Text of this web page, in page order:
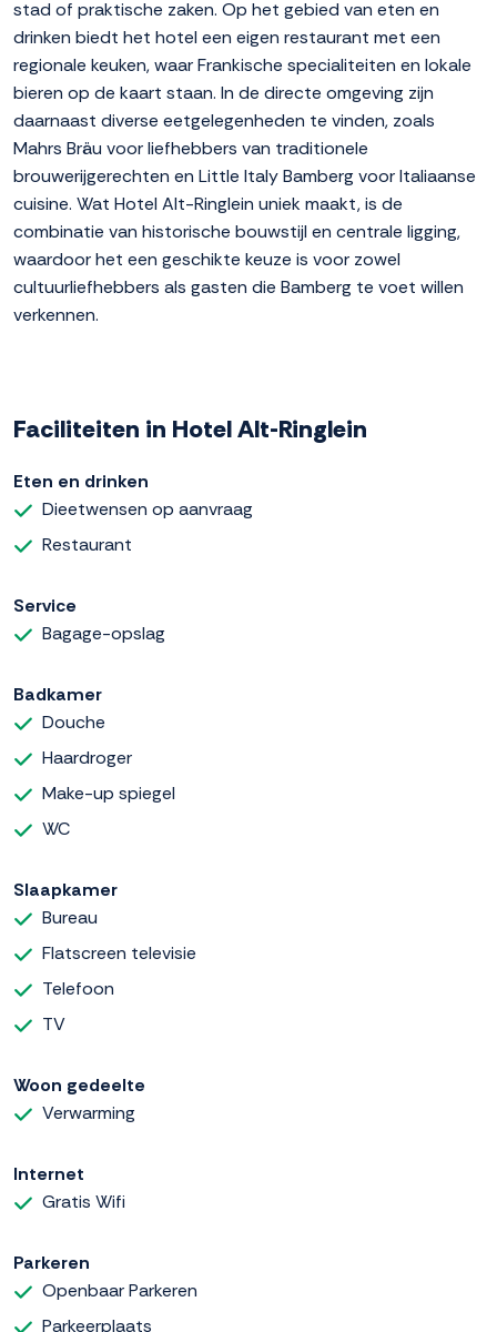
stad of praktische zaken. Op het gebied van eten en
drinken biedt het hotel een eigen restaurant met een
regionale keuken, waar Frankische specialiteiten en lokale
bieren op de kaart staan. In de directe omgeving zijn
daarnaast diverse eetgelegenheden te vinden, zoals
Mahrs Bräu voor liefhebbers van traditionele
brouwerijgerechten en Little Italy Bamberg voor Italiaanse
cuisine. Wat Hotel Alt-Ringlein uniek maakt, is de
combinatie van historische bouwstijl en centrale ligging,
waardoor het een geschikte keuze is voor zowel
cultuurliefhebbers als gasten die Bamberg te voet willen
verkennen.
Faciliteiten in Hotel Alt-Ringlein
Eten en drinken
Dieetwensen op aanvraag
Restaurant
Service
Bagage-opslag
Badkamer
Douche
Haardroger
Make-up spiegel
WC
Slaapkamer
Bureau
Flatscreen televisie
Telefoon
TV
Woon gedeelte
Verwarming
Internet
Gratis Wifi
Parkeren
Openbaar Parkeren
Parkeerplaats